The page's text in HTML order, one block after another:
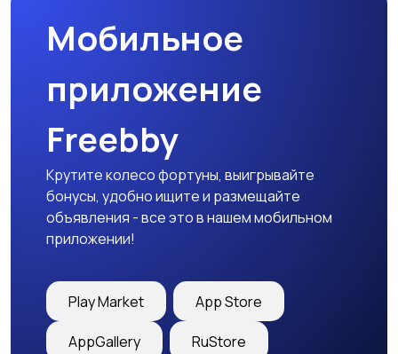
Детская одежда Детская обувь
Детский транспорт
Мобильное
приложение
Freebby
Крутите колесо фортуны, выигрывайте
бонусы, удобно ищите и размещайте
объявления - все это в нашем мобильном
приложении!
Play Market App Store
AppGallery RuStore